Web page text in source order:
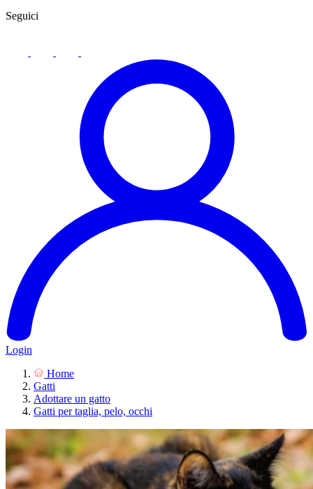
Seguici
Login
Home
Gatti
Adottare un gatto
Gatti per taglia, pelo, occhi